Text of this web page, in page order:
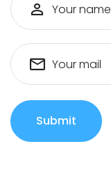
Your name
Your mail
Submit